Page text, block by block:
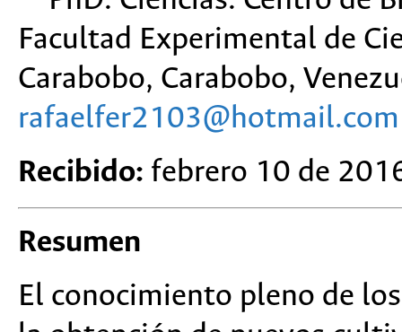
Facultad Experimental de
Carabobo, Carabobo,
rafaelfer2103@hotmail.com
Recibido: febrero 10 de
Resumen
El conocimiento pleno de